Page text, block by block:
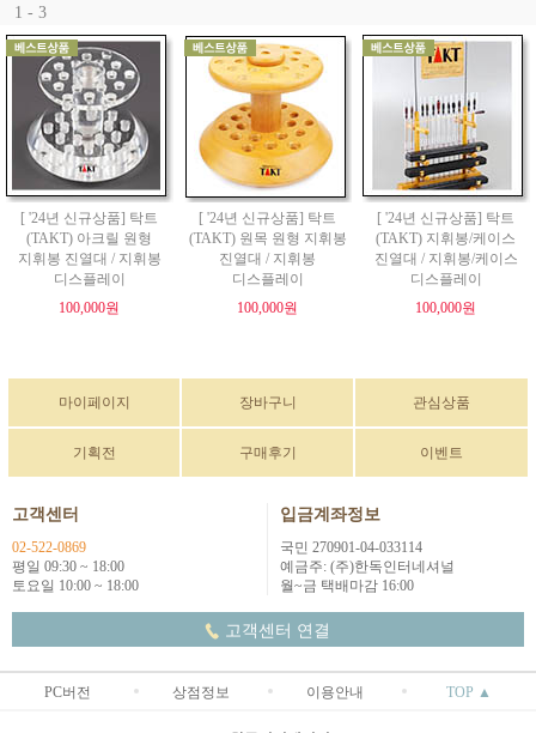
1 - 3
[ '24년 신규상품] 탁트
(TAKT) 아크릴 원형
지휘봉 진열대 / 지휘봉
디스플레이
100,000원
[ '24년 신규상품] 탁트
(TAKT) 원목 원형 지휘봉
진열대 / 지휘봉
디스플레이
100,000원
[ '24년 신규상품] 탁트
(TAKT) 지휘봉/케이스
진열대 / 지휘봉/케이스
디스플레이
100,000원
마이페이지 장바구니 관심상품
기획전 구매후기 이벤트
고객센터
02-522-0869
평일 09:30 ~ 18:00
토요일 10:00 ~ 18:00
입금계좌정보
국민 270901-04-033114
예금주: (주)한독인터네셔널
월~금 택배마감 16:00
고객센터 연결
PC버전 상점정보 이용안내 TOP ▲